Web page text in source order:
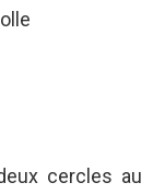
cercles au